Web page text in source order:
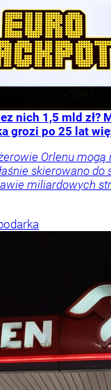
nich 1,5 mld zł?
grozi po 25 lat
Orlenu mogą
skierowano do
miliardowych